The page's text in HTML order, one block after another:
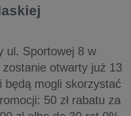
ul. Sportowej 8 w
zostanie otwarty już 13
będą mogli skorzystać
50 zł rabatu za